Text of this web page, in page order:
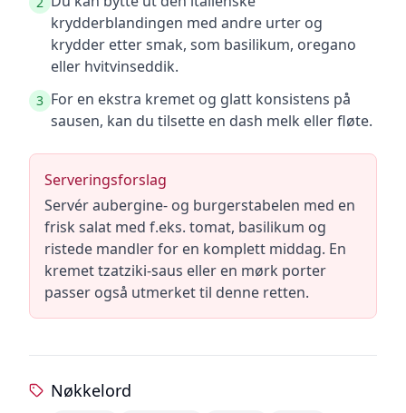
krydderblandingen med andre urter og
krydder etter smak, som basilikum, oregano
eller hvitvinseddik.
3 For en ekstra kremet og glatt konsistens på
sausen, kan du tilsette en dash melk eller fløte.
Serveringsforslag
Servér aubergine- og burgerstabelen med en
frisk salat med f.eks. tomat, basilikum og
ristede mandler for en komplett middag. En
kremet tzatziki-saus eller en mørk porter
passer også utmerket til denne retten.
Nøkkelord